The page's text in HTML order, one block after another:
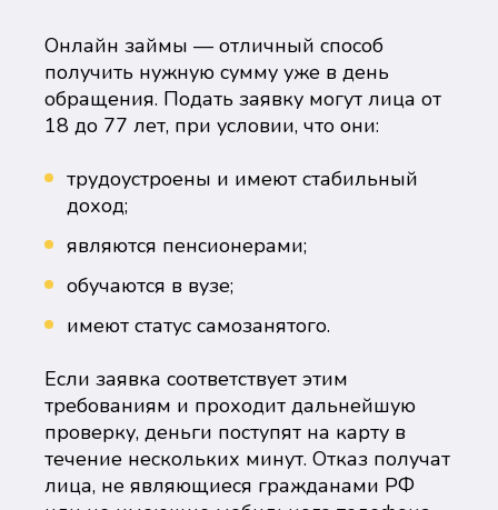
Онлайн займы — отличный способ
получить нужную сумму уже в день
обращения. Подать заявку могут лица от
18 до 77 лет, при условии, что они:
трудоустроены и имеют стабильный
доход;
являются пенсионерами;
обучаются в вузе;
имеют статус самозанятого.
Если заявка соответствует этим
требованиям и проходит дальнейшую
проверку, деньги поступят на карту в
течение нескольких минут. Отказ получат
лица, не являющиеся гражданами РФ